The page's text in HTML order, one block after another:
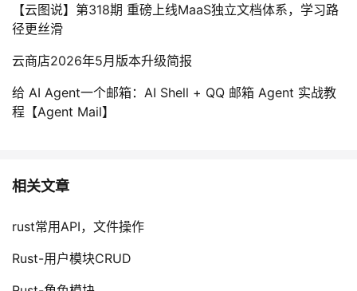
【云图说】第318期 重磅上线MaaS独立文档体系，学习路
径更丝滑
云商店2026年5月版本升级简报
给 AI Agent一个邮箱：AI Shell + QQ 邮箱 Agent 实战教
程【Agent Mail】
相关文章
rust常用API，文件操作
Rust-用户模块CRUD